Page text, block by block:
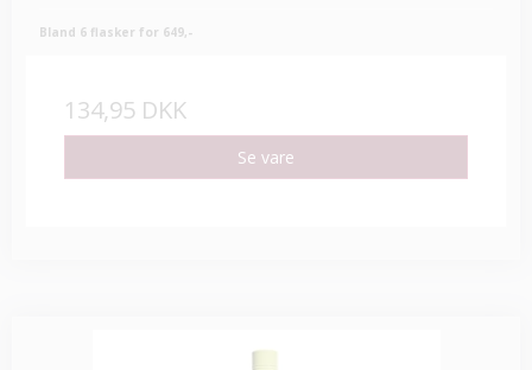
Bland 6 flasker for 649,-
134,95 DKK
Se vare